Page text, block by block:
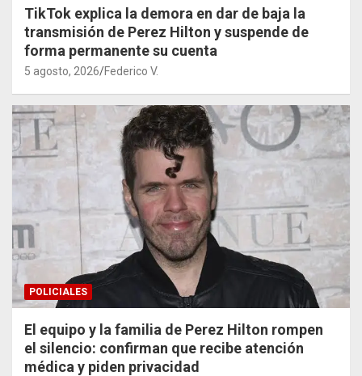
TikTok explica la demora en dar de baja la
transmisión de Perez Hilton y suspende de
forma permanente su cuenta
5 agosto, 2026 Federico V.
POLICIALES
El equipo y la familia de Perez Hilton rompen
el silencio: confirman que recibe atención
médica y piden privacidad